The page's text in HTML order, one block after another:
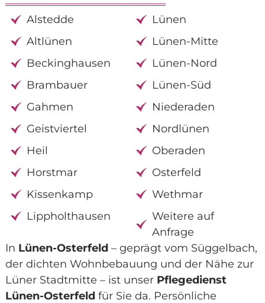
Alstedde
Altlünen
Beckinghausen
Brambauer
Gahmen
Geistviertel
Heil
Horstmar
Kissenkamp
Lippholthausen
Lünen
Lünen-Mitte
Lünen-Nord
Lünen-Süd
Niederaden
Nordlünen
Oberaden
Osterfeld
Wethmar
Weitere auf
Anfrage
In Lünen-Osterfeld– geprägt vom Süggelbach,
der dichten Wohnbebauung und der Nähe zur
Lüner Stadtmitte – ist unser Pflegedienst
Lünen-Osterfeldfür Sie da. Persönliche